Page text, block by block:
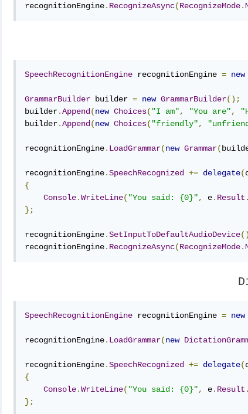
recognitionEngine. RecognizeAsync(RecognizeMode.
SpeechRecognitionEngine recognitionEngine = new
GrammarBuilder builder = new GrammarBuilder();
builder.Append (new Choices( "I am", "You are",
builder.Append (new Choices( "friendly",
recognitionEngine. LoadGrammar(new Grammar(
recognitionEngine.SpeechRecognized += delegate(
{
Console.WriteLine( "You said: {0}", e. Result .
};
recognitionEngine.SetInputToDefaultAudioDevice
recognitionEngine. RecognizeAsync(RecognizeMode.
SpeechRecognitionEngine recognitionEngine = new
recognitionEngine. LoadGrammar(new
recognitionEngine.SpeechRecognized += delegate(
{
Console.WriteLine( "You said: {0}", e. Result .
};